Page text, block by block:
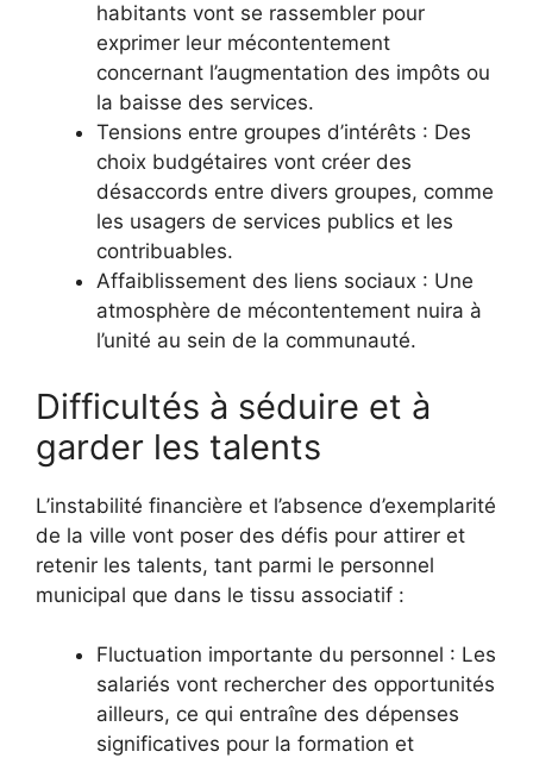
habitants vont se rassembler pour
exprimer leur mécontentement
concernant l’augmentation des impôts ou
la baisse des services.
Tensions entre groupes d’intérêts : Des
choix budgétaires vont créer des
désaccords entre divers groupes, comme
les usagers de services publics et les
contribuables.
Affaiblissement des liens sociaux : Une
atmosphère de mécontentement nuira à
l’unité au sein de la communauté.
Difficultés à séduire et à
garder les talents
L’instabilité financière et l’absence d’exemplarité
de la ville vont poser des défis pour attirer et
retenir les talents, tant parmi le personnel
municipal que dans le tissu associatif :
Fluctuation importante du personnel : Les
salariés vont rechercher des opportunités
ailleurs, ce qui entraîne des dépenses
significatives pour la formation et